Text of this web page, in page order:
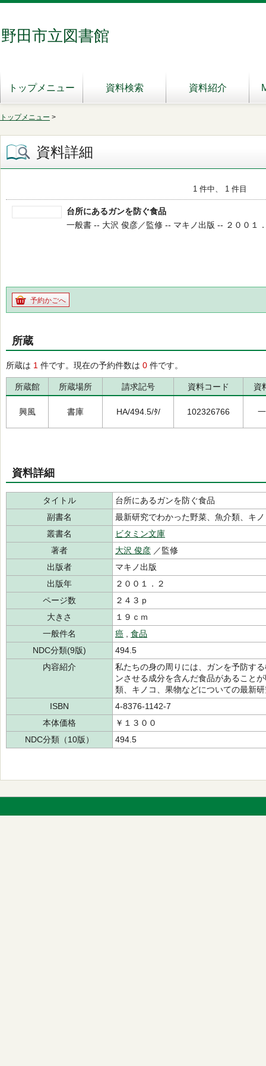
野田市立図書館
トップメニュー 資料検索 資料紹介
トップメニュー >
資料詳細
1 件中、 1 件目
台所にあるガンを防ぐ食品
一般書 -- 大沢 俊彦／監修 -- マキノ出版 -- ２００１
予約かごへ
所蔵
所蔵は 1 件です。現在の予約件数は 0 件です。
所蔵館 所蔵場所 請求記号 資料コード 資
興風 書庫 HA/494.5/ﾀ/ 102326766
資料詳細
タイトル
台所にあるガンを防ぐ食品
副書名
最新研究でわかった野菜、魚介類、キ
叢書名
ビタミン文庫
著者
大沢 俊彦 ／監修
出版者
マキノ出版
出版年
２００１．２
ページ数
２４３ｐ
大きさ
１９ｃｍ
一般件名
癌
食品
NDC分類(9版)
494.5
内容紹介
私たちの身の周りには、ガンを予防す
ンさせる成分を含んだ食品があること
類、キノコ、果物などについての最新
ISBN
4-8376-1142-7
本体価格
￥１３００
NDC分類（10版）
494.5